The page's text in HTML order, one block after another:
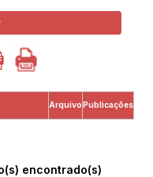
ArquivoPublicações
encontrado(s)